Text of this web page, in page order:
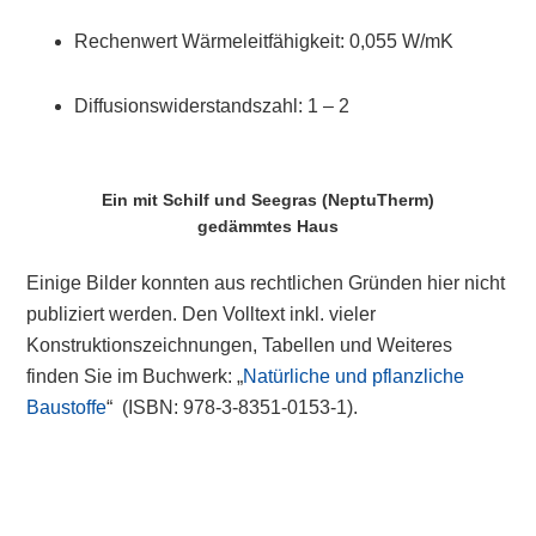
Rechenwert Wärmeleitfähigkeit: 0,055 W/mK
Diffusionswiderstandszahl: 1 – 2
Ein mit Schilf und Seegras (NeptuTherm)
gedämmtes Haus
Einige Bilder konnten aus rechtlichen Gründen hier nicht
publiziert werden. Den Volltext inkl. vieler
Konstruktionszeichnungen, Tabellen und Weiteres
finden Sie im Buchwerk: „Natürliche und pflanzliche
Baustoffe“ (ISBN: 978-3-8351-0153-1).